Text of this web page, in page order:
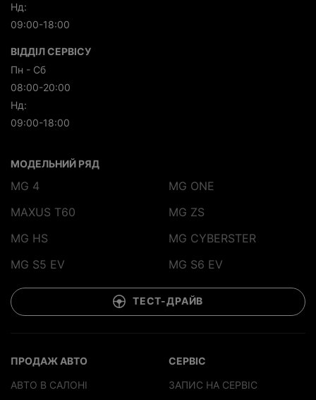
Нд:
09:00-18:00
ВІДДІЛ СЕРВІСУ
Пн - Сб
08:00-20:00
Нд:
09:00-18:00
МОДЕЛЬНИЙ РЯД
MG 4
MG ONE
MAXUS T60
MG ZS
MG HS
MG CYBERSTER
MG S5 EV
MG S6 EV
ТЕСТ-ДРАЙВ
ПРОДАЖ АВТО
АВТО В САЛОНІ
СЕРВІС
ЗАПИС НА СЕРВІС